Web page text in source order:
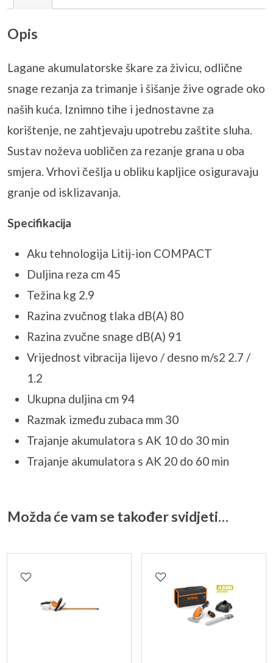
Opis
Lagane akumulatorske škare za živicu, odlične
snage rezanja za trimanje i šišanje žive ograde oko
naših kuća. Iznimno tihe i jednostavne za
korištenje, ne zahtjevaju upotrebu zaštite sluha.
Sustav noževa uobličen za rezanje grana u oba
smjera. Vrhovi češlja u obliku kapljice osiguravaju
granje od isklizavanja.
Specifikacija
Aku tehnologija Litij-ion COMPACT
Duljina reza cm 45
Težina kg 2.9
Razina zvučnog tlaka dB(A) 80
Razina zvučne snage dB(A) 91
Vrijednost vibracija lijevo / desno m/s2 2.7 /
1.2
Ukupna duljina cm 94
Razmak između zubaca mm 30
Trajanje akumulatora s AK 10 do 30 min
Trajanje akumulatora s AK 20 do 60 min
Možda će vam se također svidjeti…